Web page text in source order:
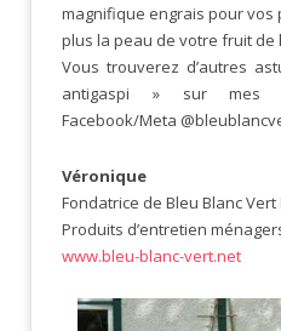
magnifique engrais pour vos
plus la peau de votre fruit de
Vous trouverez d’autres
antigaspi » sur mes
Facebook/Meta
Véronique
Fondatrice de Bleu Blanc Vert
Produits d’entretien
www.bleu-blanc-vert.net